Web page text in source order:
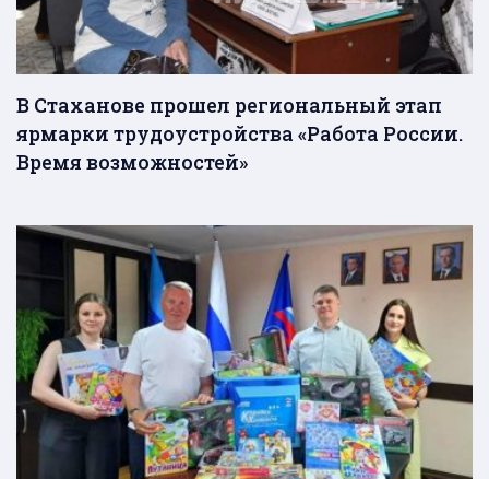
В Стаханове прошел региональный этап
ярмарки трудоустройства «Работа России.
Время возможностей»